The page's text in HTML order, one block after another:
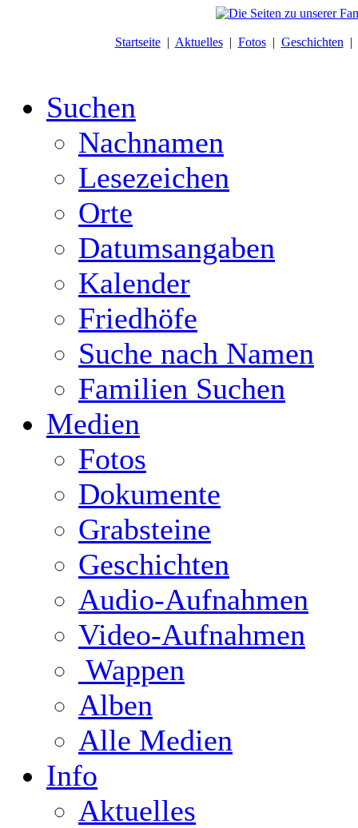
Startseite| Aktuelles| Fotos| Geschichten |
Suchen
Nachnamen
Lesezeichen
Orte
Datumsangaben
Kalender
Friedhöfe
Suche nach Namen
Familien Suchen
Medien
Fotos
Dokumente
Grabsteine
Geschichten
Audio-Aufnahmen
Video-Aufnahmen
Wappen
Alben
Alle Medien
Info
Aktuelles